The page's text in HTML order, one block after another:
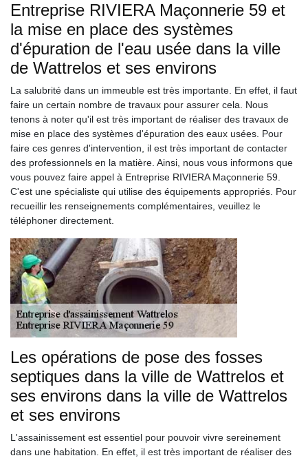
Entreprise RIVIERA Maçonnerie 59 et
la mise en place des systèmes
d'épuration de l'eau usée dans la ville
de Wattrelos et ses environs
La salubrité dans un immeuble est très importante. En effet, il faut
faire un certain nombre de travaux pour assurer cela. Nous
tenons à noter qu'il est très important de réaliser des travaux de
mise en place des systèmes d'épuration des eaux usées. Pour
faire ces genres d'intervention, il est très important de contacter
des professionnels en la matière. Ainsi, nous vous informons que
vous pouvez faire appel à Entreprise RIVIERA Maçonnerie 59.
C'est une spécialiste qui utilise des équipements appropriés. Pour
recueillir les renseignements complémentaires, veuillez le
téléphoner directement.
Les opérations de pose des fosses
septiques dans la ville de Wattrelos et
ses environs dans la ville de Wattrelos
et ses environs
L'assainissement est essentiel pour pouvoir vivre sereinement
dans une habitation. En effet, il est très important de réaliser des